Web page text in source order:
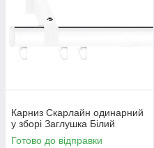
Карниз Скарлайн одинарний
у зборі Заглушка Білий
Готово до відправки